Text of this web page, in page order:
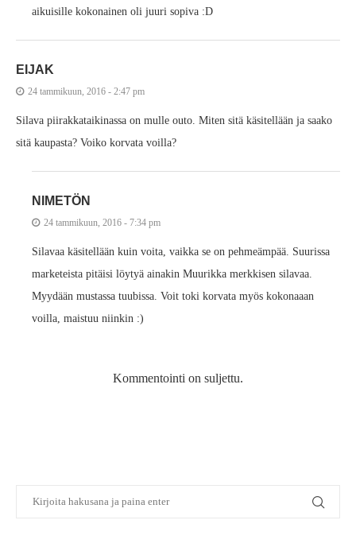
aikuisille kokonainen oli juuri sopiva :D
EIJAK
24 tammikuun, 2016 - 2:47 pm
Silava piirakkataikinassa on mulle outo. Miten sitä käsitellään ja saako
sitä kaupasta? Voiko korvata voilla?
NIMETÖN
24 tammikuun, 2016 - 7:34 pm
Silavaa käsitellään kuin voita, vaikka se on pehmeämpää. Suurissa
marketeista pitäisi löytyä ainakin Muurikka merkkisen silavaa.
Myydään mustassa tuubissa. Voit toki korvata myös kokonaaan
voilla, maistuu niinkin :)
Kommentointi on suljettu.